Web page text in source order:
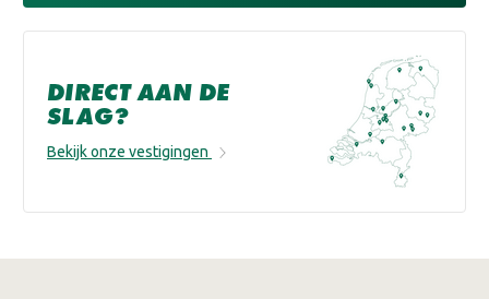
DIRECT AAN DE
SLAG?
Bekijk onze vestigingen